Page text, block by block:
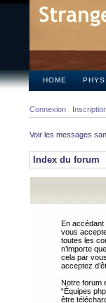
HOME
Connexion
Voir les messages
Index du forum
En accédant
vous
toutes les
n’importe
cela par
acceptez
Notre forum
“Équipes
être